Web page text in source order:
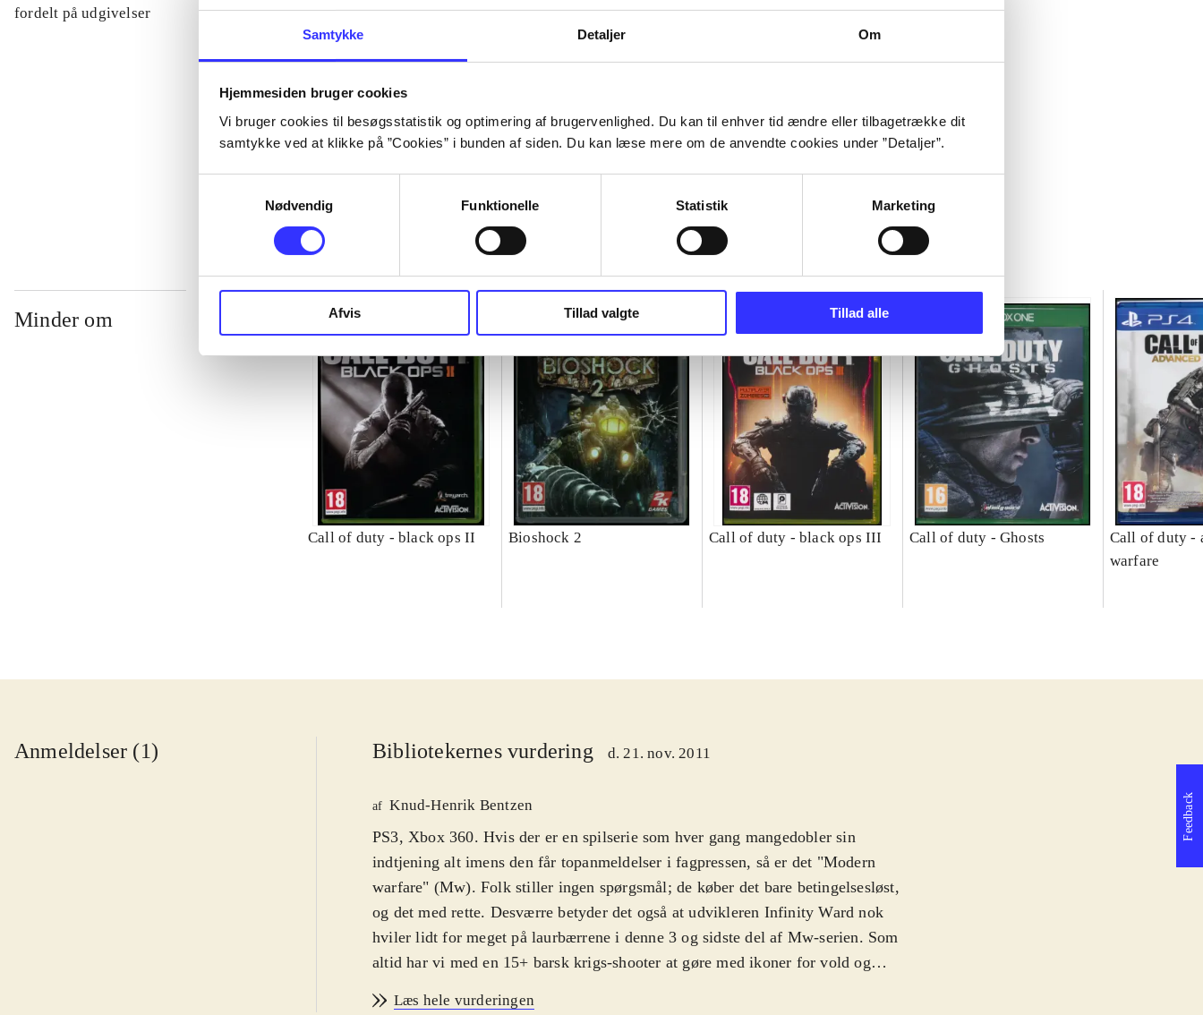
Samtykke Detaljer Om
Hjemmesiden bruger cookies
Vi bruger cookies til besøgsstatistik og optimering af brugervenlighed. Du kan til enhver tid ændre eller tilbagetrække dit
samtykke ved at klikke på ”Cookies” i bunden af siden. Du kan læse mere om de anvendte cookies under ”Detaljer”.
Nødvendig
Funktionelle Statistik Marketing
Afvis Tillad valgte Tillad alle
fordelt på udgivelser
...
...
Minder om
Call of duty - black ops II Bioshock 2 Call of duty - black ops III Call of duty - Ghosts
Call of duty -
warfare
Anmeldelser (1) Bibliotekernes vurdering d. 21. nov. 2011
af Knud-Henrik Bentzen
PS3, Xbox 360. Hvis der er en spilserie som hver gang mangedobler sin
indtjening alt imens den får topanmeldelser i fagpressen, så er det "Modern
warfare" (Mw). Folk stiller ingen spørgsmål; de køber det bare betingelsesløst,
og det med rette. Desværre betyder det også at udvikleren Infinity Ward nok
hviler lidt for meget på laurbærrene i denne 3 og sidste del af Mw-serien. Som
altid har vi med en 15+ barsk krigs-shooter at gøre med ikoner for vold og
Læs hele vurderingen
Feedback